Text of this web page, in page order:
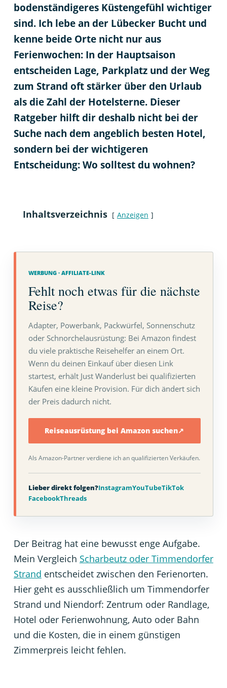
bodenständigeres Küstengefühl wichtiger
sind. Ich lebe an der Lübecker Bucht und
kenne beide Orte nicht nur aus
Ferienwochen: In der Hauptsaison
entscheiden Lage, Parkplatz und der Weg
zum Strand oft stärker über den Urlaub
als die Zahl der Hotelsterne. Dieser
Ratgeber hilft dir deshalb nicht bei der
Suche nach dem angeblich besten Hotel,
sondern bei der wichtigeren
Entscheidung: Wo solltest du wohnen?
Inhaltsverzeichnis Anzeigen
WERBUNG · AFFILIATE-LINK
Fehlt noch etwas für die nächste
Reise?
Adapter, Powerbank, Packwürfel, Sonnenschutz
oder Schnorchelausrüstung: Bei Amazon findest
du viele praktische Reisehelfer an einem Ort.
Wenn du deinen Einkauf über diesen Link
startest, erhält Just Wanderlust bei qualifizierten
Käufen eine kleine Provision. Für dich ändert sich
der Preis dadurch nicht.
Reiseausrüstung bei Amazon suchen↗
Als Amazon-Partner verdiene ich an qualifizierten Verkäufen.
Lieber direkt folgen?InstagramYouTubeTikTok
FacebookThreads
Der Beitrag hat eine bewusst enge Aufgabe.
Mein Vergleich Scharbeutz oder Timmendorfer
Strand entscheidet zwischen den Ferienorten.
Hier geht es ausschließlich um Timmendorfer
Strand und Niendorf: Zentrum oder Randlage,
Hotel oder Ferienwohnung, Auto oder Bahn
und die Kosten, die in einem günstigen
Zimmerpreis leicht fehlen.